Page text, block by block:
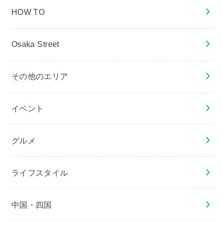
HOW TO
Osaka Street
その他のエリア
イベント
グルメ
ライフスタイル
中国・四国